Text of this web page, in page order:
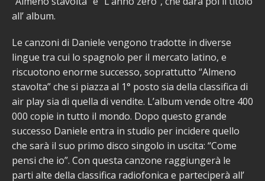
all’ album.
Le canzoni di Daniele vengono tradotte in diverse
lingue tra cui lo spagnolo per il mercato latino, e
riscuotono enorme successo, soprattutto “Almeno
stavolta” che si piazza al 1° posto sia della classifica di
air play sia di quella di vendite. L’album vende oltre 400
000 copie in tutto il mondo. Dopo questo grande
successo Daniele entra in studio per incidere quello
che sarà il suo primo disco singolo in uscita: “Come
pensi che io”. Con questa canzone raggiungerà le
parti alte della classifica radiofonica e parteciperà all’